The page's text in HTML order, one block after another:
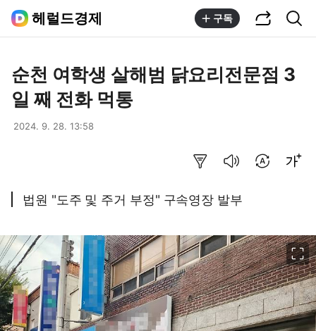
헤럴드경제 구독
순천 여학생 살해범 닭요리전문점 3
일 째 전화 먹통
2024. 9. 28. 13:58
법원 "도주 및 주거 부정" 구속영장 발부